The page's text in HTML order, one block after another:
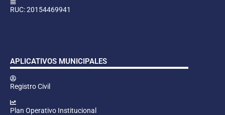
RUC: 20154469941
APLICATIVOS MUNICIPALES
Registro Civil
Plan Operativo Institucional